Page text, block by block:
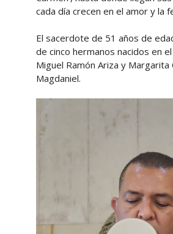
cada día crecen en el amor y la
El sacerdote de 51 años de
de cinco hermanos nacidos en
Miguel Ramón Ariza y Margarita
Magdaniel.